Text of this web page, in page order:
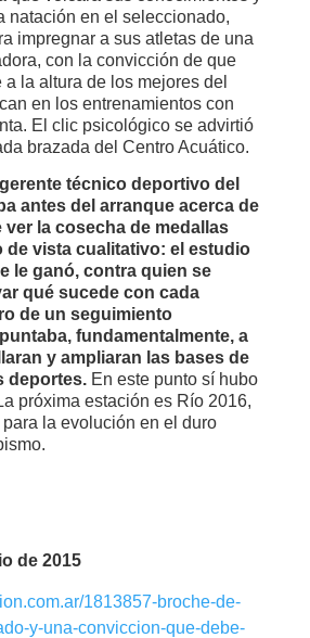
natación en el seleccionado,
impregnar a sus atletas de una
con la convicción de que
la altura de los mejores del
en los entrenamientos con
El clic psicológico se advirtió
brazada del Centro Acuático.
técnico deportivo del
antes del arranque acerca de
ver la cosecha de medallas
de vista cualitativo: el estudio
le ganó, contra quien se
qué sucede con cada
de un seguimiento
fundamentalmente, a
y ampliaran las bases de
deportes.En este punto sí hubo
próxima estación es Río 2016,
la evolución en el duro
de 2015
1813857-broche-de-
y-una-conviccion-que-debe-